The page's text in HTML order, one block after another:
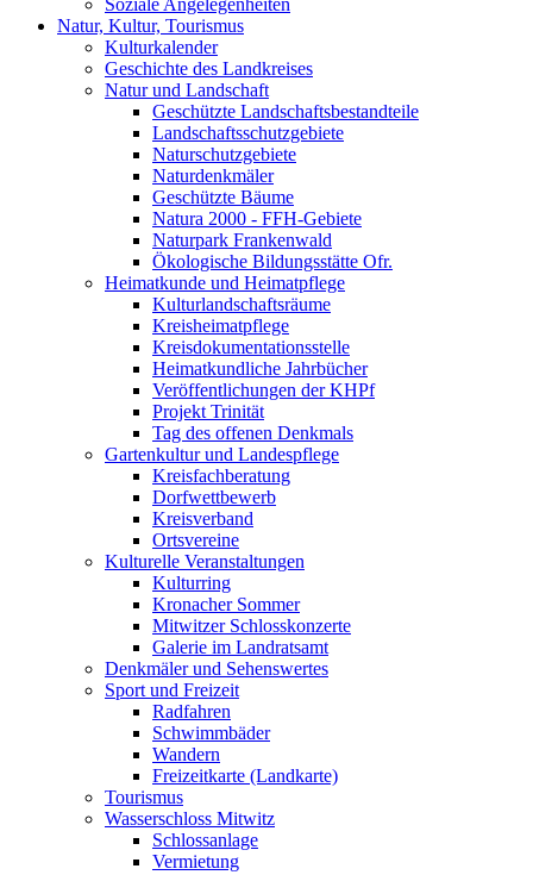
Soziale Angelegenheiten
Natur, Kultur, Tourismus
Kulturkalender
Geschichte des Landkreises
Natur und Landschaft
Geschützte Landschaftsbestandteile
Landschaftsschutzgebiete
Naturschutzgebiete
Naturdenkmäler
Geschützte Bäume
Natura 2000 - FFH-Gebiete
Naturpark Frankenwald
Ökologische Bildungsstätte Ofr.
Heimatkunde und Heimatpflege
Kulturlandschaftsräume
Kreisheimatpflege
Kreisdokumentationsstelle
Heimatkundliche Jahrbücher
Veröffentlichungen der KHPf
Projekt Trinität
Tag des offenen Denkmals
Gartenkultur und Landespflege
Kreisfachberatung
Dorfwettbewerb
Kreisverband
Ortsvereine
Kulturelle Veranstaltungen
Kulturring
Kronacher Sommer
Mitwitzer Schlosskonzerte
Galerie im Landratsamt
Denkmäler und Sehenswertes
Sport und Freizeit
Radfahren
Schwimmbäder
Wandern
Freizeitkarte (Landkarte)
Tourismus
Wasserschloss Mitwitz
Schlossanlage
Vermietung